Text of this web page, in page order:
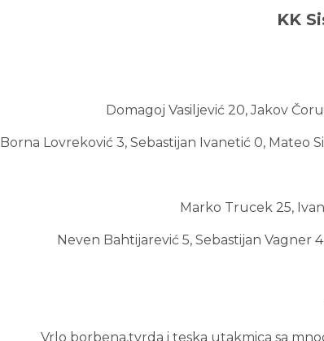
KK
Domagoj Vasiljević 20, Jakov
Borna Lovreković 3, Sebastijan Ivanetić 0, Mateo
Marko Trucek 25,
Neven Bahtijarević 5, Sebastijan Vagner
Vrlo borbena,tvrda i teska utakmica sa